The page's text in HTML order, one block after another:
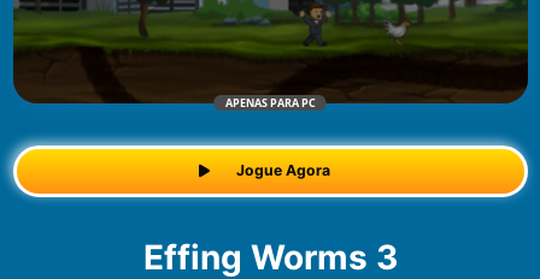
APENAS PARA PC
Jogue Agora
Effing Worms 3